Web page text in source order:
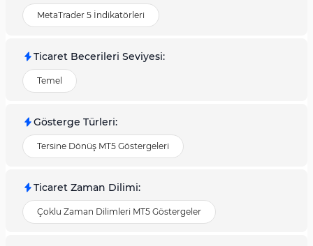
MetaTrader 5 İndikatörleri
Ticaret Becerileri Seviyesi:
Temel
Gösterge Türleri:
Tersine Dönüş MT5 Göstergeleri
Ticaret Zaman Dilimi:
Çoklu Zaman Dilimleri MT5 Göstergeler